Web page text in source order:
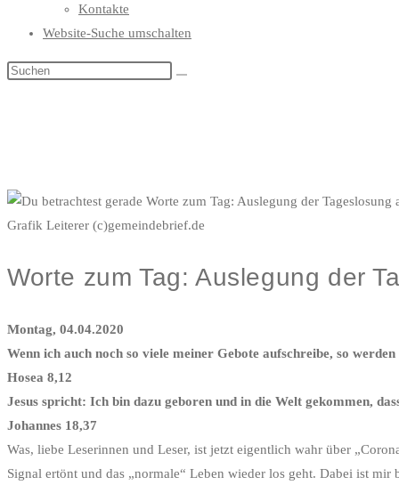
Kontakte
Website-Suche umschalten
Grafik Leiterer (c)gemeindebrief.de
Worte zum Tag: Auslegung der
Montag, 04.04.2020
Wenn ich auch noch so viele meiner Gebote aufschreibe, so
Hosea 8,12
Jesus spricht: Ich bin dazu geboren und in die Welt gekommen,
Johannes 18,37
Was, liebe Leserinnen und Leser, ist jetzt eigentlich wahr über
Signal ertönt und das „normale“ Leben wieder los geht. Dabei ist